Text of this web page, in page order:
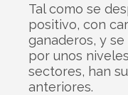
Tal como se
positivo, con
ganaderos, y
por unos
sectores, han
anteriores.